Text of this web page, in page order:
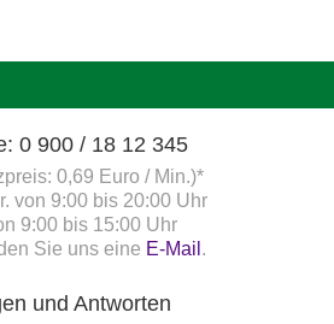
0 900 / 18 12 345
0,69 Euro / Min.)*
von 9:00 bis 20:00 Uhr
9:00 bis 15:00 Uhr
Sie uns eine E-Mail .
und Antworten